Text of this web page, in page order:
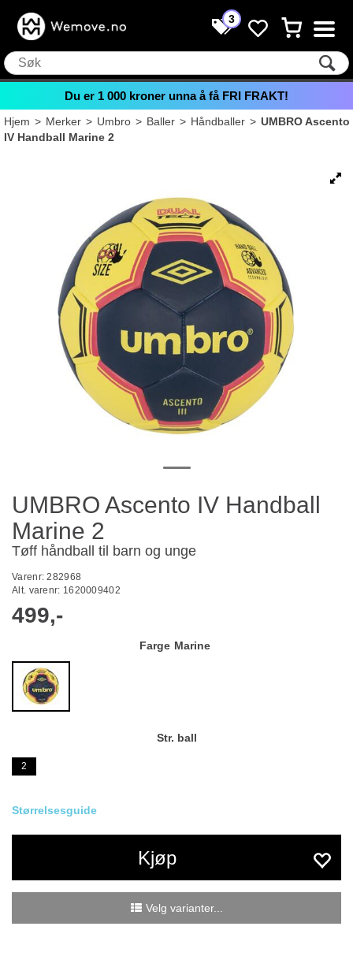
3
Du er 1 000 kroner unna å få FRI FRAKT!
Hjem>Merker>Umbro>Baller>Håndballer>UMBRO Ascento
IV Handball Marine 2
UMBRO Ascento IV Handball
Marine 2
Tøff håndball til barn og unge
Varenr:282968
Alt. varenr: 1620009402
499,-
Farge Marine
Str. ball
2
Størrelsesguide
Kjøp
Velg varianter...